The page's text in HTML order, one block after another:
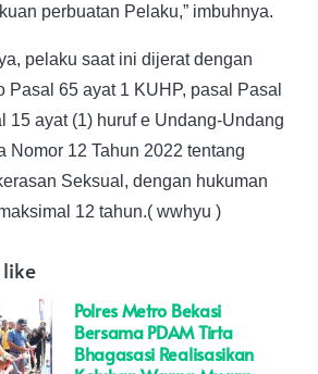
perbuatan Pelaku,” imbuhnya.
pelaku saat ini dijerat dengan
Pasal 65 ayat 1 KUHP, pasal Pasal
15 ayat (1) huruf e Undang-Undang
Nomor 12 Tahun 2022 tentang
Seksual, dengan hukuman
12 tahun.( wwhyu )
Polres Metro Bekasi
Bersama PDAM Tirta
Bhagasasi Realisasikan